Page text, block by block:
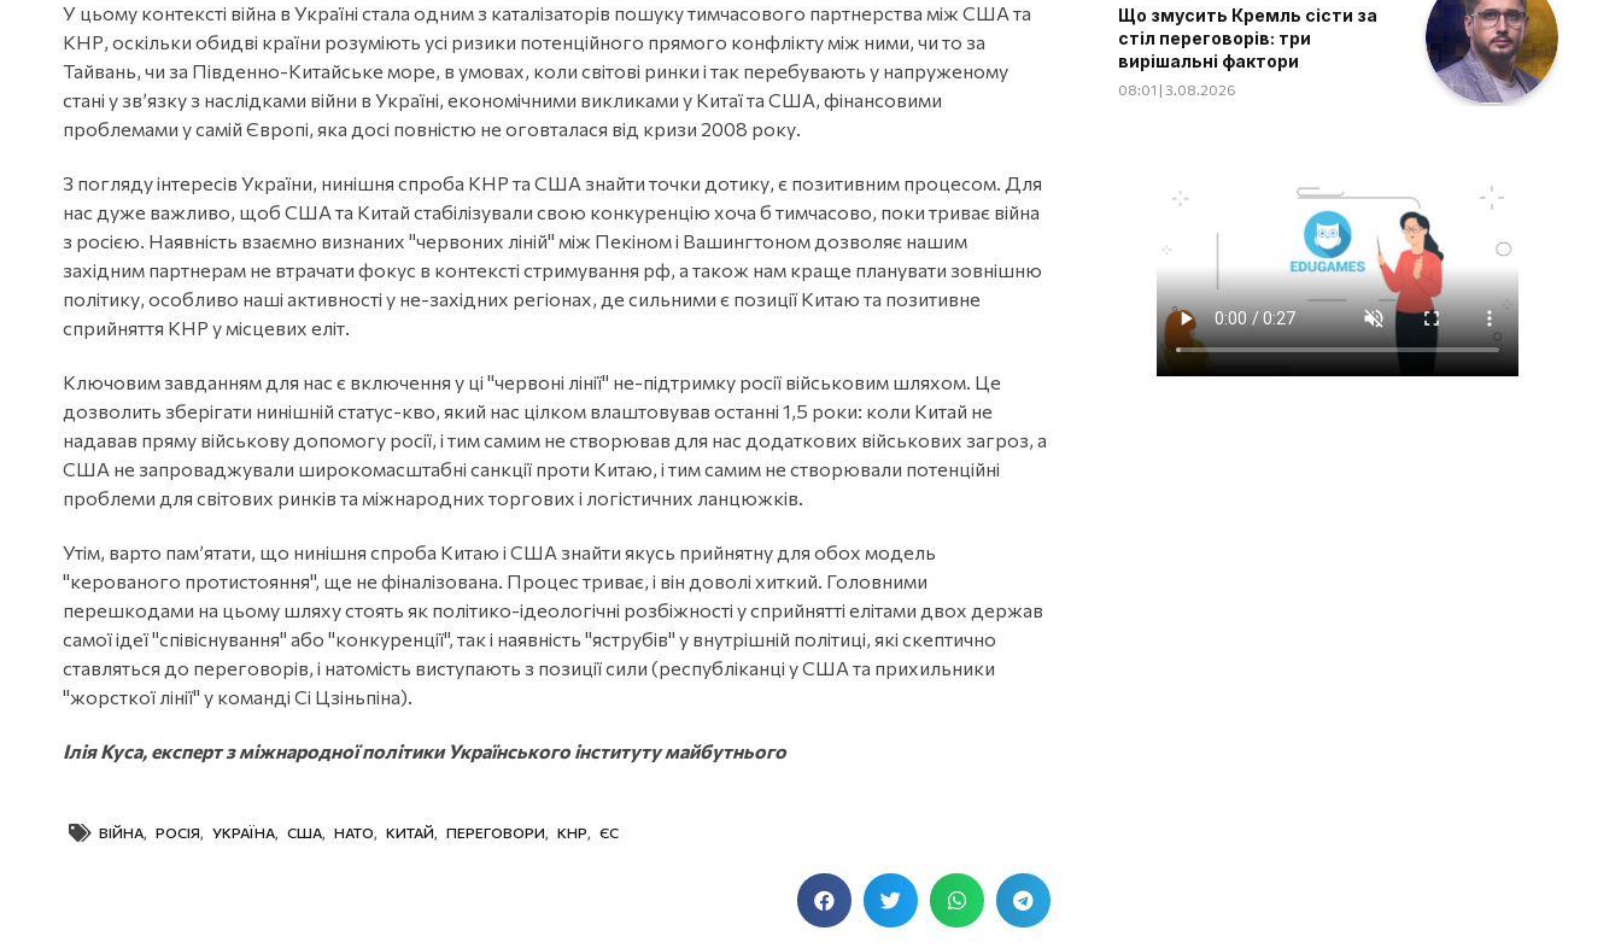
У цьому контексті війна в Україні стала одним з каталізаторів пошуку тимчасового партнерства між США та
КНР, оскільки обидві країни розуміють усі ризики потенційного прямого конфлікту між ними, чи то за
Тайвань, чи за Південно-Китайське море, в умовах, коли світові ринки і так перебувають у напруженому
стані у зв’язку з наслідками війни в Україні, економічними викликами у Китаї та США, фінансовими
проблемами у самій Європі, яка досі повністю не оговталася від кризи 2008 року.
З погляду інтересів України, нинішня спроба КНР та США знайти точки дотику, є позитивним процесом. Для
нас дуже важливо, щоб США та Китай стабілізували свою конкуренцію хоча б тимчасово, поки триває війна
з росією. Наявність взаємно визнаних "червоних ліній" між Пекіном і Вашингтоном дозволяє нашим
західним партнерам не втрачати фокус в контексті стримування рф, а також нам краще планувати зовнішню
політику, особливо наші активності у не-західних регіонах, де сильними є позиції Китаю та позитивне
сприйняття КНР у місцевих еліт.
Ключовим завданням для нас є включення у ці "червоні лінії" не-підтримку росії військовим шляхом. Це
дозволить зберігати нинішній статус-кво, який нас цілком влаштовував останні 1,5 роки: коли Китай не
надавав пряму військову допомогу росії, і тим самим не створював для нас додаткових військових загроз, а
США не запроваджували широкомасштабні санкції проти Китаю, і тим самим не створювали потенційні
проблеми для світових ринків та міжнародних торгових і логістичних ланцюжків.
Утім, варто пам’ятати, що нинішня спроба Китаю і США знайти якусь прийнятну для обох модель
"керованого протистояння", ще не фіналізована. Процес триває, і він доволі хиткий. Головними
перешкодами на цьому шляху стоять як політико-ідеологічні розбіжності у сприйнятті елітами двох держав
самої ідеї "співіснування" або "конкуренції", так і наявність "яструбів" у внутрішній політиці, які скептично
ставляться до переговорів, і натомість виступають з позиції сили (республіканці у США та прихильники
"жорсткої лінії" у команді Сі Цзіньпіна).
Ілія Куса, експерт з міжнародної політики Українського інституту майбутнього
ВІЙНА, РОСІЯ, УКРАЇНА, США, НАТО, КИТАЙ, ПЕРЕГОВОРИ, КНР, ЄС
Що змусить Кремль сісти за
стіл переговорів: три
вирішальні фактори
08:01 | 3.08.2026